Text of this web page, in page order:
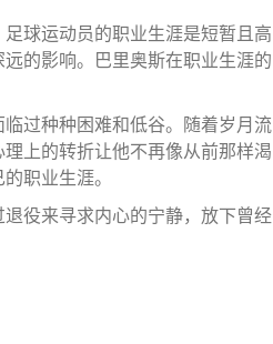
球运动员的职业生涯是短暂且高
的影响。巴里奥斯在职业生涯的
过种种困难和低谷。随着岁月流
上的转折让他不再像从前那样渴
职业生涯。
役来寻求内心的宁静，放下曾经